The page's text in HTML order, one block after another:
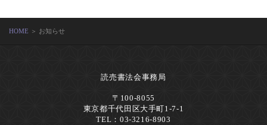
HOME ＞ お知らせ
読売書法会事務局
〒100-8055
東京都千代田区大手町1-7-1
TEL：03-3216-8903